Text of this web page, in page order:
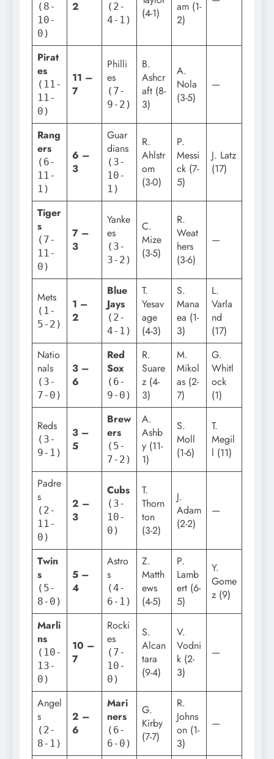
(8-
10-
0)
2
(2-
4-1)
(4-1)
am (1-
2)
Pirat
es
(11-
11-
0)
11 –
7
Philli
es
(7-
9-2)
B.
Ashcr
aft (8-
3)
A.
Nola
(3-5)
—
Rang
ers
(6-
11-
1)
6 –
3
Guar
dians
(3-
10-
1)
R.
Ahlstr
om
(3-0)
P.
Messi
ck (7-
5)
J. Latz
(17)
Tiger
s
(7-
11-
0)
7 –
3
Yanke
es
(3-
3-2)
C.
Mize
(3-5)
R.
Weat
hers
(3-6)
—
Mets
(1-
5-2)
1 –
2
Blue
Jays
(2-
4-1)
T.
Yesav
age
(4-3)
S.
Mana
ea (1-
3)
L.
Varla
nd
(17)
Natio
nals
(3-
7-0)
3 –
6
Red
Sox
(6-
9-0)
R.
Suare
z (4-
3)
M.
Mikol
as (2-
7)
G.
Whitl
ock
(1)
Reds
(3-
9-1)
3 –
5
Brew
ers
(5-
7-2)
A.
Ashb
y (11-
1)
S.
Moll
(1-6)
T.
Megil
l (11)
Padre
s
(2-
11-
0)
2 –
3
Cubs
(3-
10-
0)
T.
Thorn
ton
(3-2)
J.
Adam
(2-2)
—
Twin
s
(5-
8-0)
5 –
4
Astro
s
(4-
6-1)
Z.
Matth
ews
(4-5)
P.
Lamb
ert (6-
5)
Y.
Gome
z (9)
Marli
ns
(10-
13-
0)
10 –
7
Rocki
es
(7-
10-
0)
S.
Alcan
tara
(9-4)
V.
Vodni
k (2-
3)
—
Angel
s
(2-
8-1)
2 –
6
Mari
ners
(6-
6-0)
G.
Kirby
(7-7)
R.
Johns
on (1-
3)
—